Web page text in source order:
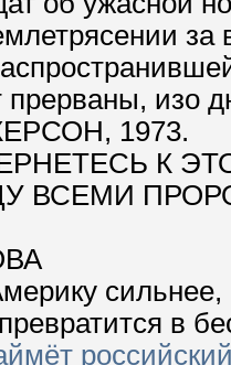
изо
1973.
К
ВСЕМИ
в